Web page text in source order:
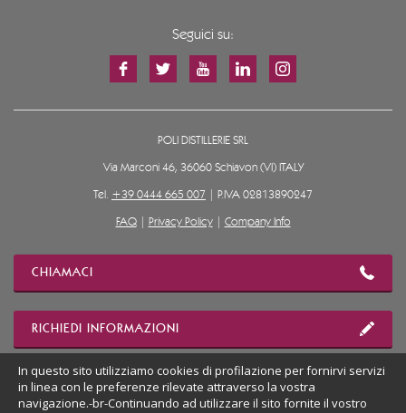
Seguici su:
POLI DISTILLERIE SRL
Via Marconi 46, 36060 Schiavon (VI) ITALY
Tel. +39 0444 665 007 | P.IVA 02813890247
FAQ| Privacy Policy| Company Info
CHIAMACI
RICHIEDI INFORMAZIONI
MOSTRA POSIZIONE
In questo sito utilizziamo cookies di profilazione per fornirvi servizi
in linea con le preferenze rilevate attraverso la vostra
navigazione.-br-Continuando ad utilizzare il sito fornite il vostro